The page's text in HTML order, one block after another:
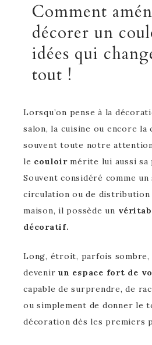
Comment
décorer un
idées qui
tout !
Lorsqu’on pense à la
salon, la cuisine ou encore la
souvent toute notre
le couloirmérite lui aussi sa
Souvent considéré comme un
circulation ou de distribution
maison, il possède un
décoratif.
Long, étroit, parfois
devenir un espace fort de
capable de surprendre, de
ou simplement de donner le
décoration dès les premiers